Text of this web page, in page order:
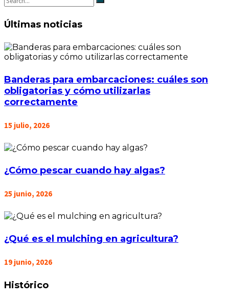
Últimas noticias
Banderas para embarcaciones: cuáles son
obligatorias y cómo utilizarlas
correctamente
15 julio, 2026
¿Cómo pescar cuando hay algas?
25 junio, 2026
¿Qué es el mulching en agricultura?
19 junio, 2026
Histórico